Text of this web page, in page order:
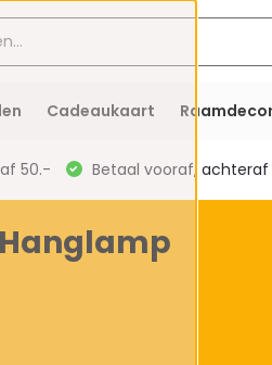
Cadeaukaart
50.- Betaal vooraf,